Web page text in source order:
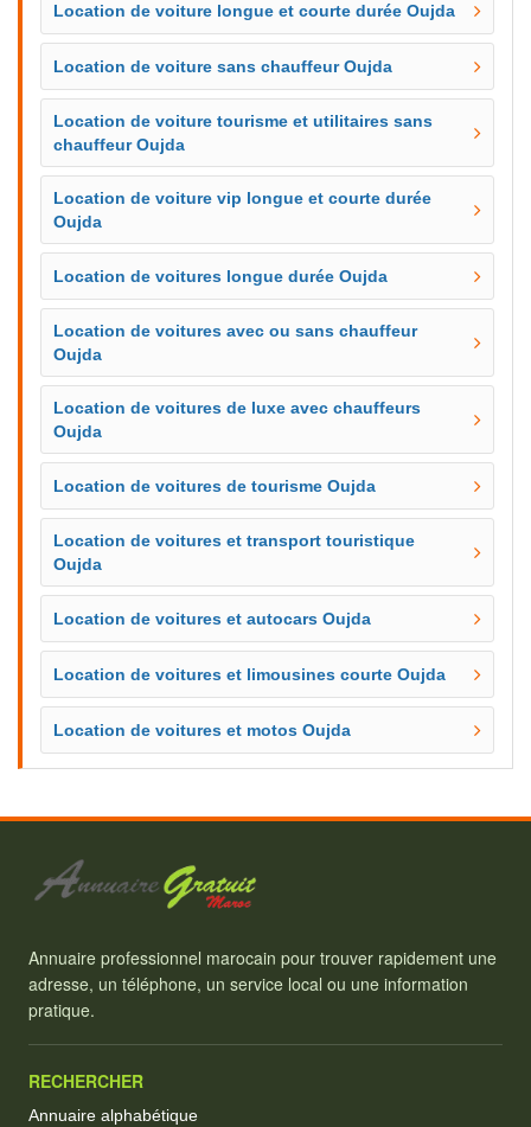
Location de voiture longue et courte durée Oujda
Location de voiture sans chauffeur Oujda
Location de voiture tourisme et utilitaires sans
chauffeur Oujda
Location de voiture vip longue et courte durée
Oujda
Location de voitures longue durée Oujda
Location de voitures avec ou sans chauffeur
Oujda
Location de voitures de luxe avec chauffeurs
Oujda
Location de voitures de tourisme Oujda
Location de voitures et transport touristique
Oujda
Location de voitures et autocars Oujda
Location de voitures et limousines courte Oujda
Location de voitures et motos Oujda
Annuaire professionnel marocain pour trouver rapidement une
adresse, un téléphone, un service local ou une information
pratique.
RECHERCHER
Annuaire alphabétique